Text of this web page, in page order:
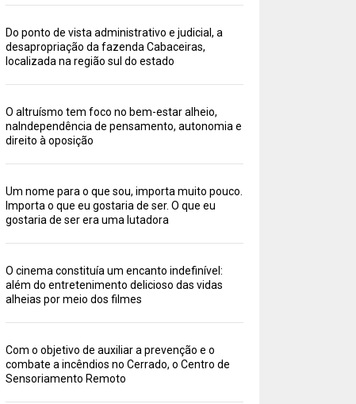
Do ponto de vista administrativo e judicial, a
desapropriação da fazenda Cabaceiras,
localizada na região sul do estado
O altruísmo tem foco no bem-estar alheio,
naIndependência de pensamento, autonomia e
direito à oposição
Um nome para o que sou, importa muito pouco.
Importa o que eu gostaria de ser. O que eu
gostaria de ser era uma lutadora
O cinema constituía um encanto indefinível:
além do entretenimento delicioso das vidas
alheias por meio dos filmes
Com o objetivo de auxiliar a prevenção e o
combate a incêndios no Cerrado, o Centro de
Sensoriamento Remoto